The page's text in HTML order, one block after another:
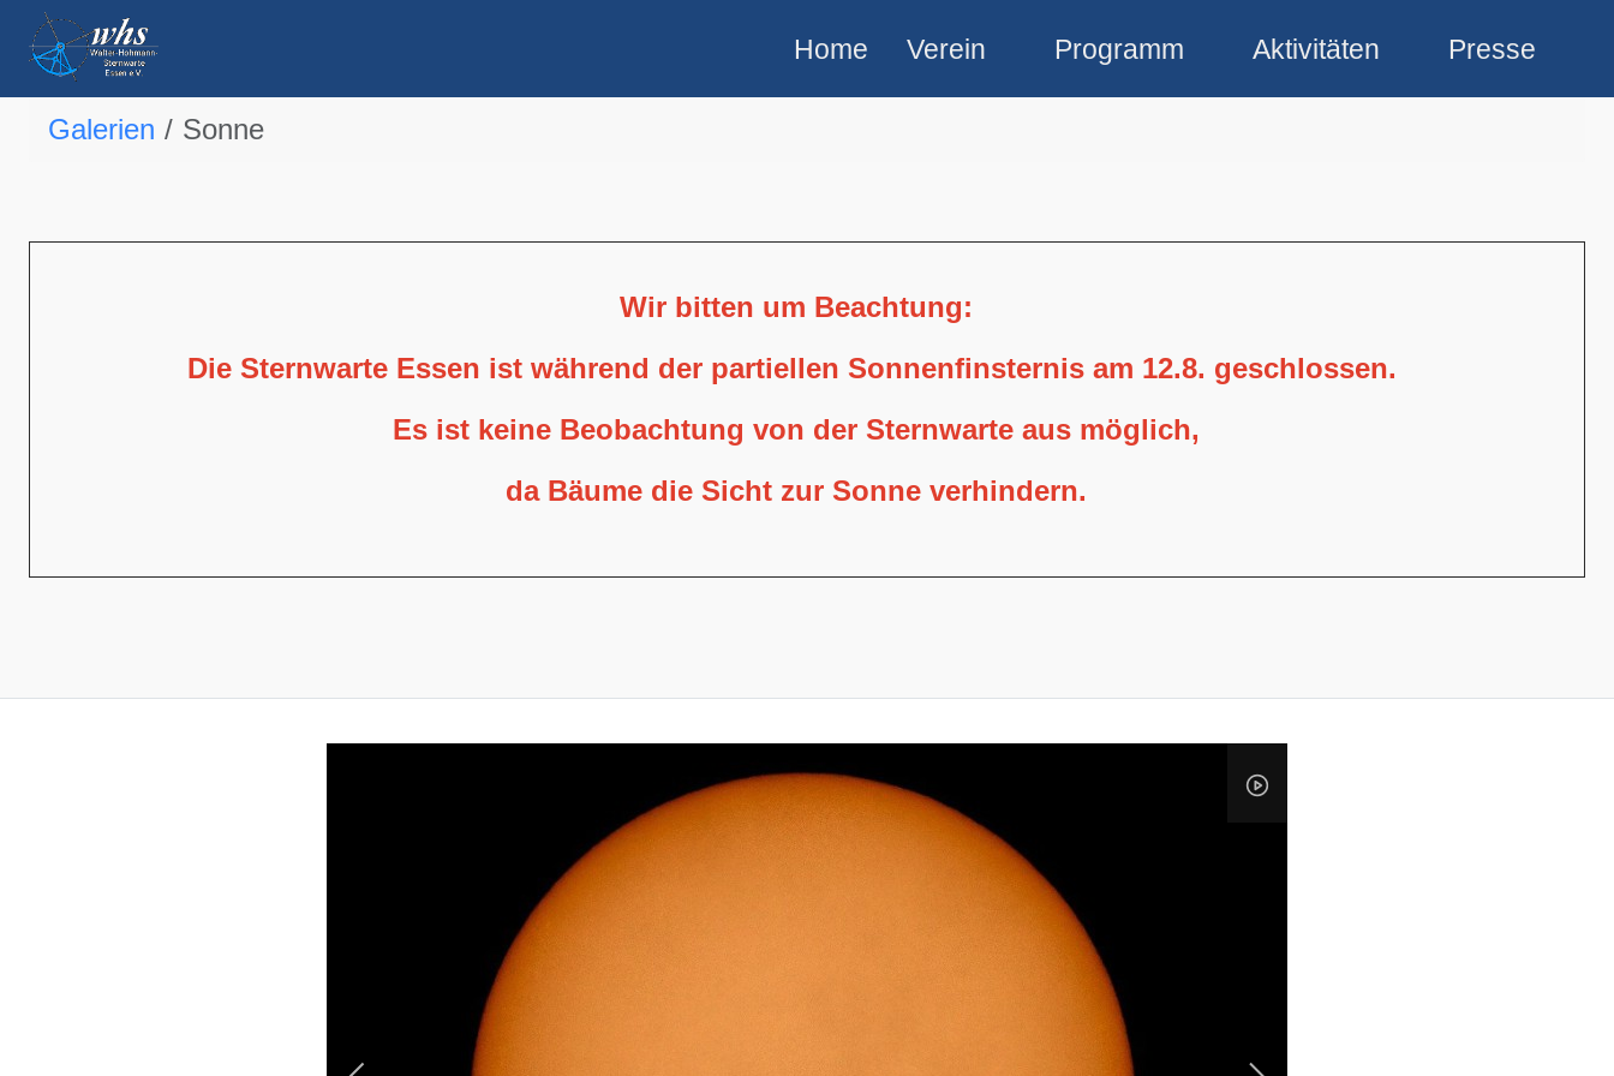
Home Verein Programm Aktivitäten Presse
Galerien Sonne
Wir bitten um Beachtung:
Die Sternwarte Essen ist während der partiellen Sonnenfinsternis am 12.8. geschlossen.
Es ist keine Beobachtung von der Sternwarte aus möglich,
da Bäume die Sicht zur Sonne verhindern.